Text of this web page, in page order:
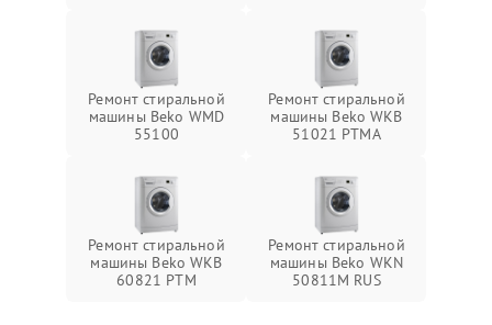
Ремонт стиральной
машины Beko WMD
55100
Ремонт стиральной
машины Beko WKB
51021 PTМА
Ремонт стиральной
машины Beko WKB
60821 PTМ
Ремонт стиральной
машины Beko WKN
50811M RUS